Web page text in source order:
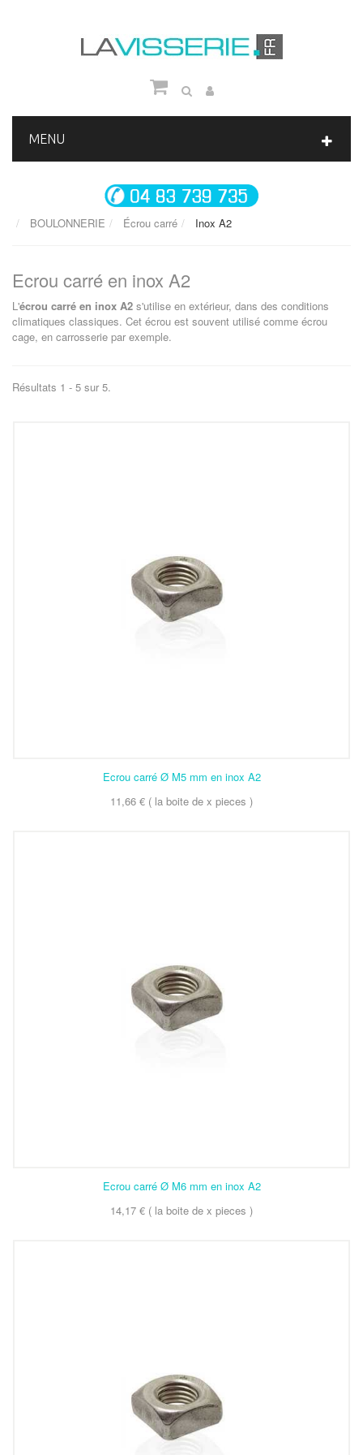
MENU
BOULONNERIE Écrou carré Inox A2
Ecrou carré en inox A2
L'écrou carré en inox A2 s'utilise en extérieur, dans des conditions
climatiques classiques. Cet écrou est souvent utilisé comme écrou
cage, en carrosserie par exemple.
Résultats 1 - 5 sur 5.
Ecrou carré Ø M5 mm en inox A2
11,66 € ( la boite de x pieces )
Ecrou carré Ø M6 mm en inox A2
14,17 € ( la boite de x pieces )